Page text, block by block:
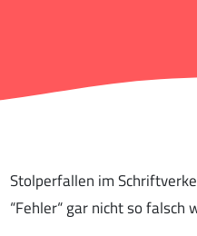
Stolperfallen im
“Fehler“ gar nicht so